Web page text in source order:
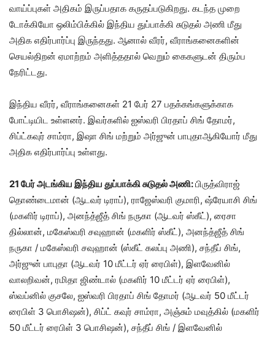
வாய்ப்புகள் அதிகம் இருப்பதாக கருதப்படுகிறது. கடந்த முறை
டோக்கியோ ஒலிம்பிக்கில் இந்திய துப்பாக்கி சுடுதல் அணி மீது
அதிக எதிர்பார்ப்பு இருந்தது. ஆனால் வீரர், வீராங்கனைகளின்
செயல்திறன் ஏமாற்றம் அளித்ததால் வெறும் கைகளுடன் திரும்ப
நேரிட்டது.
இந்திய வீரர், வீராங்கனைகள் 21 பேர் 27 பதக்கங்களுக்காக
போட்டியிட உள்ளனர். இவர்களில் ஐஸ்வரி பிரதாப் சிங் தோமர்,
சிப்ட்கவுர் சாம்ரா, இஷா சிங் மற்றும் அர்ஜுன் பாபுதாஆகியோர் மீது
அதிக எதிர்பார்ப்பு உள்ளது.
21 பேர் அடங்கிய இந்திய துப்பாக்கி சுடுதல் அணி:பிருத்விராஜ்
தொண்டைமான் (ஆடவர் டிராப்), ராஜேஸ்வரி குமாரி, ஷ்ரேயாசி சிங்
(மகளிர் டிராப்), அனந்த்ஜீத் சிங் நருகா (ஆடவர் ஸ்கீட்), ரைசா
தில்லான், மகேஸ்வரி சவுஹான் (மகளிர் ஸ்கீட்), அனந்த்ஜீத் சிங்
நருகா / மகேஸ்வரி சவுஹான் (ஸ்கீட் கலப்பு அணி), சந்தீப் சிங்,
அர்ஜுன் பாபுதா (ஆடவர் 10 மீட்டர் ஏர் ரைபிள்), இளவேனில்
வாலறிவன், ரமிதா ஜிண்டால் (மகளிர் 10 மீட்டர் ஏர் ரைபிள்),
ஸ்வப்னில் குசலே, ஐஸ்வரி பிரதாப் சிங் தோமர் (ஆடவர் 50 மீட்டர்
ரைபிள் 3 பொசிஷன்), சிப்ட் கவுர் சாம்ரா, அஞ்சும் மவுத்கில் (மகளிர்
50 மீட்டர் ரைபிள் 3 பொசிஷன்), சந்தீப் சிங் / இளவேனில்